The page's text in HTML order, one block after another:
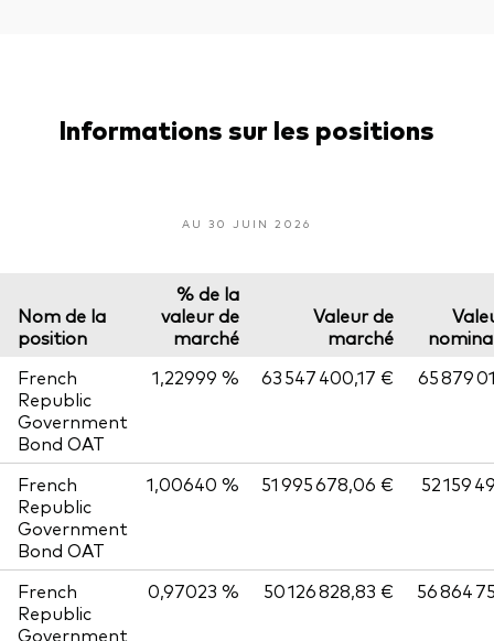
Informations sur les positions
AU 30 JUIN 2026
Nom de la
position
% de la
valeur de
marché
Valeur de
marché
French
Republic
Government
Bond OAT
1,22999 % 63 547 400,17 € 65 879
French
Republic
Government
Bond OAT
1,00640 % 51 995 678,06 € 52 159
French
Republic
Government
0,97023 % 50 126 828,83 € 56 864